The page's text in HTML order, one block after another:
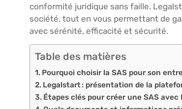
conformité juridique sans faille.
société, tout en vous permettant de
avec sérénité, efficacité et sécurité.
Table des matières
Pourquoi choisir la SAS pour son
Legalstart : présentation de la
Étapes clés pour créer une SAS